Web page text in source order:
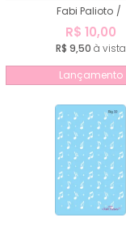
Fabi Palioto /
R$ 10,00
R$ 9,50 à vista
Lançamento